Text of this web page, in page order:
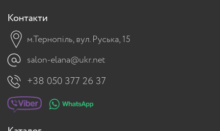
Контакти
м.Тернопіль, вул. Руська, 15
salon-elana@ukr.net
+38 050 377 26 37